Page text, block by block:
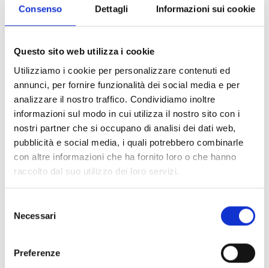
Consenso Dettagli Informazioni sui cookie
Questo sito web utilizza i cookie
Utilizziamo i cookie per personalizzare contenuti ed
annunci, per fornire funzionalità dei social media e per
analizzare il nostro traffico. Condividiamo inoltre
informazioni sul modo in cui utilizza il nostro sito con i
nostri partner che si occupano di analisi dei dati web,
pubblicità e social media, i quali potrebbero combinarle
con altre informazioni che ha fornito loro o che hanno
raccolto dal suo utilizzo dei loro servizi.
delNecessari
Preferenze
Enti locali, enti pubblici e privati
Associazioni di categoria del settore
Nel caso di una rete di imprese o un’A.T.I., tutte le
imprese che la compongono devono possedere i
requisiti di cui al par. 2.2 del bando.
Sia nel caso in cui il progetto sia presentato da
un’Associazione di categoria, sia nel caso in cui sia
presentato da Enti locali oppure da Enti pubblici o
privati, le imprese coinvolte devono essere almeno tre,
di cui almeno i 2/3 devono appartenere al settore
dell’artigianato tipico, artistico e tradizionale.
Il contributo massimo concedibile è pari a: